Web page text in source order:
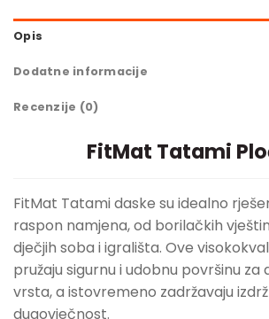
Opis
Dodatne informacije
Recenzije (0)
FitMat Tatami
FitMat Tatami daske su idealno
raspon namjena, od borilačkih
dječjih soba i igrališta. Ove
pružaju sigurnu i udobnu površinu za
vrsta, a istovremeno zadržavaju
dugovječnost.